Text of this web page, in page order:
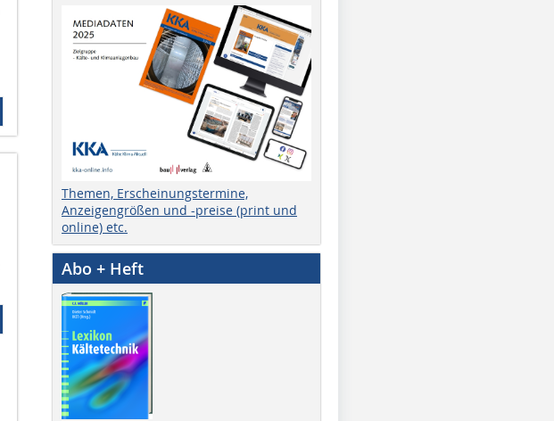
Themen, Erscheinungstermine,
Anzeigengrößen und -preise (print und
online) etc.
Abo + Heft